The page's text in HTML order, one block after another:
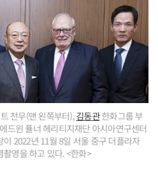
전무(맨 왼쪽부터),김동관한화그룹 부
드윈 퓰너 헤리티지재단 아시아연구센터
이 2022년 11월 8일 서울 중구 더플라자
영을 하고 있다. <한화>